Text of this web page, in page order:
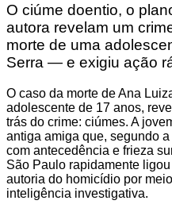
O ciúme doentio, o
autora revelam um
morte de uma
Serra — e exigiu ação
O caso da morte de Ana
adolescente de 17 anos,
trás do crime: ciúmes. A
antiga amiga que, segundo
com antecedência e frieza
São Paulo rapidamente
autoria do homicídio por
inteligência investigativa.